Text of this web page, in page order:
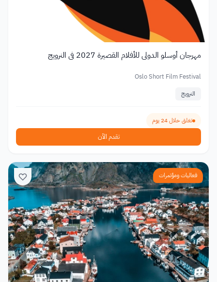
مهرجان أوسلو الدولي للأفلام القصيرة 2027 في النرويج
Oslo Short Film Festival
النرويج
تغلق خلال 24 يوم
تقدم الآن
فعاليات ومؤتمرات